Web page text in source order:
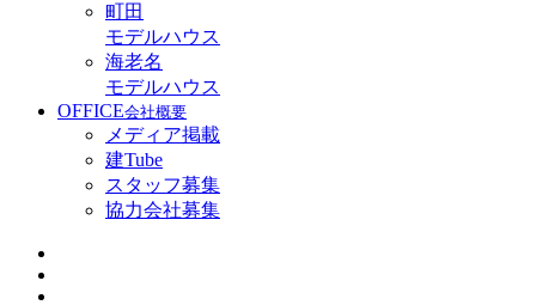
町田
モデルハウス
海老名
モデルハウス
OFFICE会社概要
メディア掲載
建Tube
スタッフ募集
協力会社募集